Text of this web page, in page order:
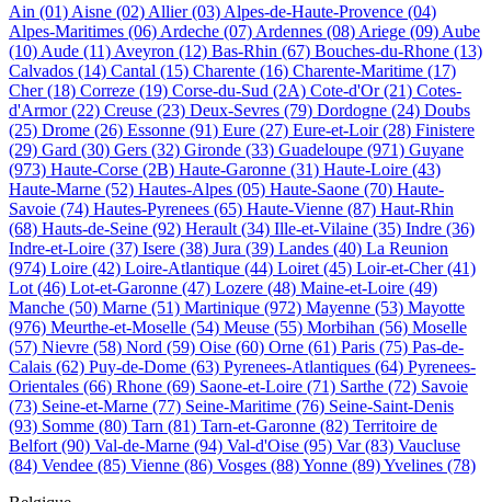
Ain (01) Aisne (02) Allier(03) Alpes-de-Haute-Provence (04)
Alpes-Maritimes (06) Ardeche (07) Ardennes (08) Ariege (09) Aube
(10) Aude (11) Aveyron (12) Bas-Rhin (67) Bouches-du-Rhone (13)
Calvados (14) Cantal (15) Charente (16) Charente-Maritime (17)
Cher(18) Correze (19) Corse-du-Sud (2A) Cote-d'Or(21) Cotes-
d'Armor(22) Creuse (23) Deux-Sevres (79) Dordogne (24) Doubs
(25) Drome (26) Essonne (91) Eure (27) Eure-et-Loir(28) Finistere
(29) Gard (30) Gers (32) Gironde (33) Guadeloupe (971) Guyane
(973) Haute-Corse (2B) Haute-Garonne (31) Haute-Loire (43)
Haute-Marne (52) Hautes-Alpes (05) Haute-Saone (70) Haute-
Savoie (74) Hautes-Pyrenees (65) Haute-Vienne (87) Haut-Rhin
(68) Hauts-de-Seine (92) Herault (34) Ille-et-Vilaine (35) Indre (36)
Indre-et-Loire (37) Isere (38) Jura (39) Landes (40) La Reunion
(974) Loire (42) Loire-Atlantique (44) Loiret (45) Loir-et-Cher(41)
Lot (46) Lot-et-Garonne (47) Lozere (48) Maine-et-Loire (49)
Manche (50) Marne (51) Martinique (972) Mayenne (53) Mayotte
(976) Meurthe-et-Moselle (54) Meuse (55) Morbihan (56) Moselle
(57) Nievre (58) Nord (59) Oise (60) Orne (61) Paris (75) Pas-de-
Calais (62) Puy-de-Dome (63) Pyrenees-Atlantiques (64) Pyrenees-
Orientales (66) Rhone (69) Saone-et-Loire (71) Sarthe (72) Savoie
(73) Seine-et-Marne (77) Seine-Maritime (76) Seine-Saint-Denis
(93) Somme (80) Tarn (81) Tarn-et-Garonne (82) Territoire de
Belfort (90) Val-de-Marne (94) Val-d'Oise (95) Var(83) Vaucluse
(84) Vendee (85) Vienne (86) Vosges (88)Yonne (89)Yvelines (78)